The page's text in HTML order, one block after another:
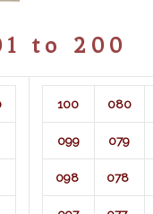
to 200
100 080
099 079
098 078